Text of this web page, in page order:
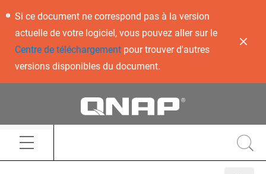
Si ce document ne correspond pas à la version
actuelle de votre logiciel, vous pouvez aller sur le
Centre de téléchargementpour trouver d'autres
versions disponibles du document.